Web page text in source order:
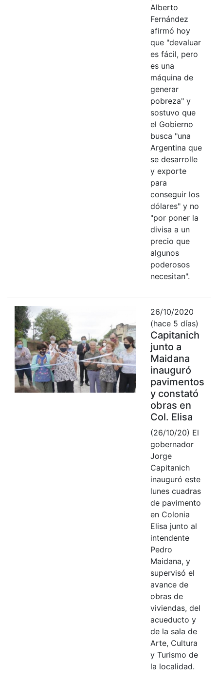
Alberto
Fernández
afirmó hoy
que "devaluar
es fácil, pero
es una
máquina de
generar
pobreza" y
sostuvo que
el Gobierno
busca "una
Argentina que
se desarrolle
y exporte
para
conseguir los
dólares" y no
"por poner la
divisa a un
precio que
algunos
poderosos
necesitan".
26/10/2020
(hace 5 días)
Capitanich
junto a
Maidana
inauguró
pavimentos
y constató
obras en
Col. Elisa
(26/10/20) El
gobernador
Jorge
Capitanich
inauguró este
lunes cuadras
de pavimento
en Colonia
Elisa junto al
intendente
Pedro
Maidana, y
supervisó el
avance de
obras de
viviendas, del
acueducto y
de la sala de
Arte, Cultura
y Turismo de
la localidad.